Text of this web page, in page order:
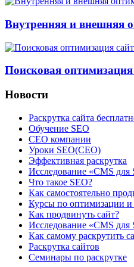
Внутренняя и внешняя
Поисковая оптимизация
Новости
Раскрутка сайта
Обучение SEO
CEO компании
Уроки SEO(СЕО)
Эффективная раскрутка
Исследование «CMS
Что такое SEO?
Как самостоятельно
Курсы по оптимизации и
Как продвинуть сайт?
Исследование «CMS для
Как самому раскрутить
Раскрутка сайтов
Семинары по раскрутке